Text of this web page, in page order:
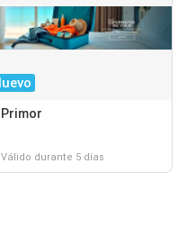
Primor
Válido durante 5 días